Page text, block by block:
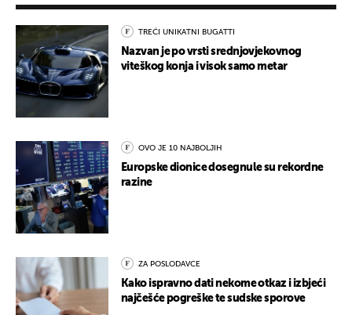
TREĆI UNIKATNI BUGATTI
Nazvan je po vrsti srednjovjekovnog
viteškog konja i visok samo metar
OVO JE 10 NAJBOLJIH
Europske dionice dosegnule su rekordne
razine
ZA POSLODAVCE
Kako ispravno dati nekome otkaz i izbjeći
najčešće pogreške te sudske sporove